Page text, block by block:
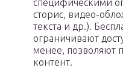
специфическими
сторис, видео-
текста и др.).
ограничивают
менее, позволяют
контент.